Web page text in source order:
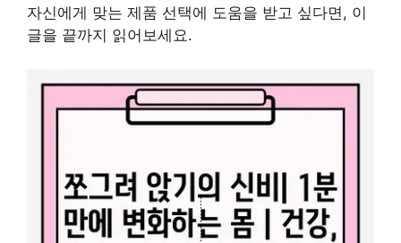
자신에게 맞는 제품 선택에 도움을 받고 싶다면, 이
글을 끝까지 읽어보세요.